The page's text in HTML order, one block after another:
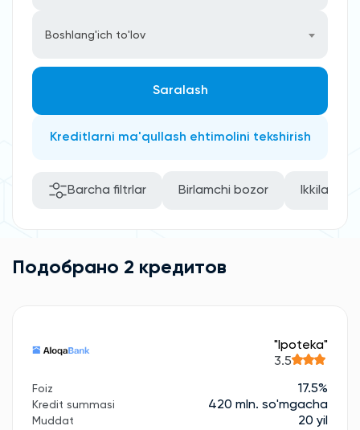
Boshlang'ich to'lov
Saralash
Kreditlarni ma'qullash ehtimolini tekshirish
Barcha filtrlar Birlamchi bozor
Подобрано 2 кредитов
"Ipoteka"
3.5
Foiz 17.5%
Kredit summasi 420 mln. so'mgacha
Muddat 20 yil